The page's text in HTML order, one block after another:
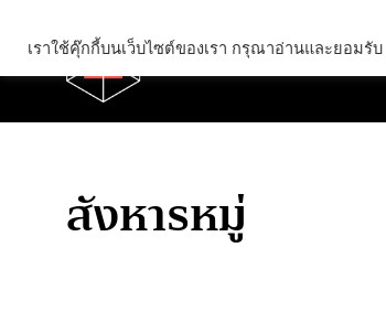
สังหารหมู่
เราใช้คุ๊กกี้บนเว็บไซต์ของเรา กรุณาอ่านและยอมรับ